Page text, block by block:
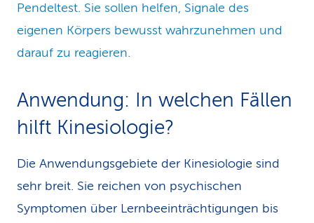
Pendeltest. Sie sollen helfen, Signale des
eigenen Körpers bewusst wahrzunehmen und
darauf zu reagieren.
Anwendung: In welchen Fällen
hilft Kinesiologie?
Die Anwendungsgebiete der Kinesiologie sind
sehr breit. Sie reichen von psychischen
Symptomen über Lernbeeinträchtigungen bis